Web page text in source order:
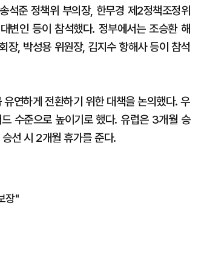
석준 정책위 부의장, 한무경 제2정책조정위
변인 등이 참석했다. 정부에서는 조승환 해
장, 박성용 위원장, 김지수 항해사 등이 참석
연하게 전환하기 위한 대책을 논의했다. 우
수준으로 높이기로 했다. 유럽은 3개월 승
선 시 2개월 휴가를 준다.
장"